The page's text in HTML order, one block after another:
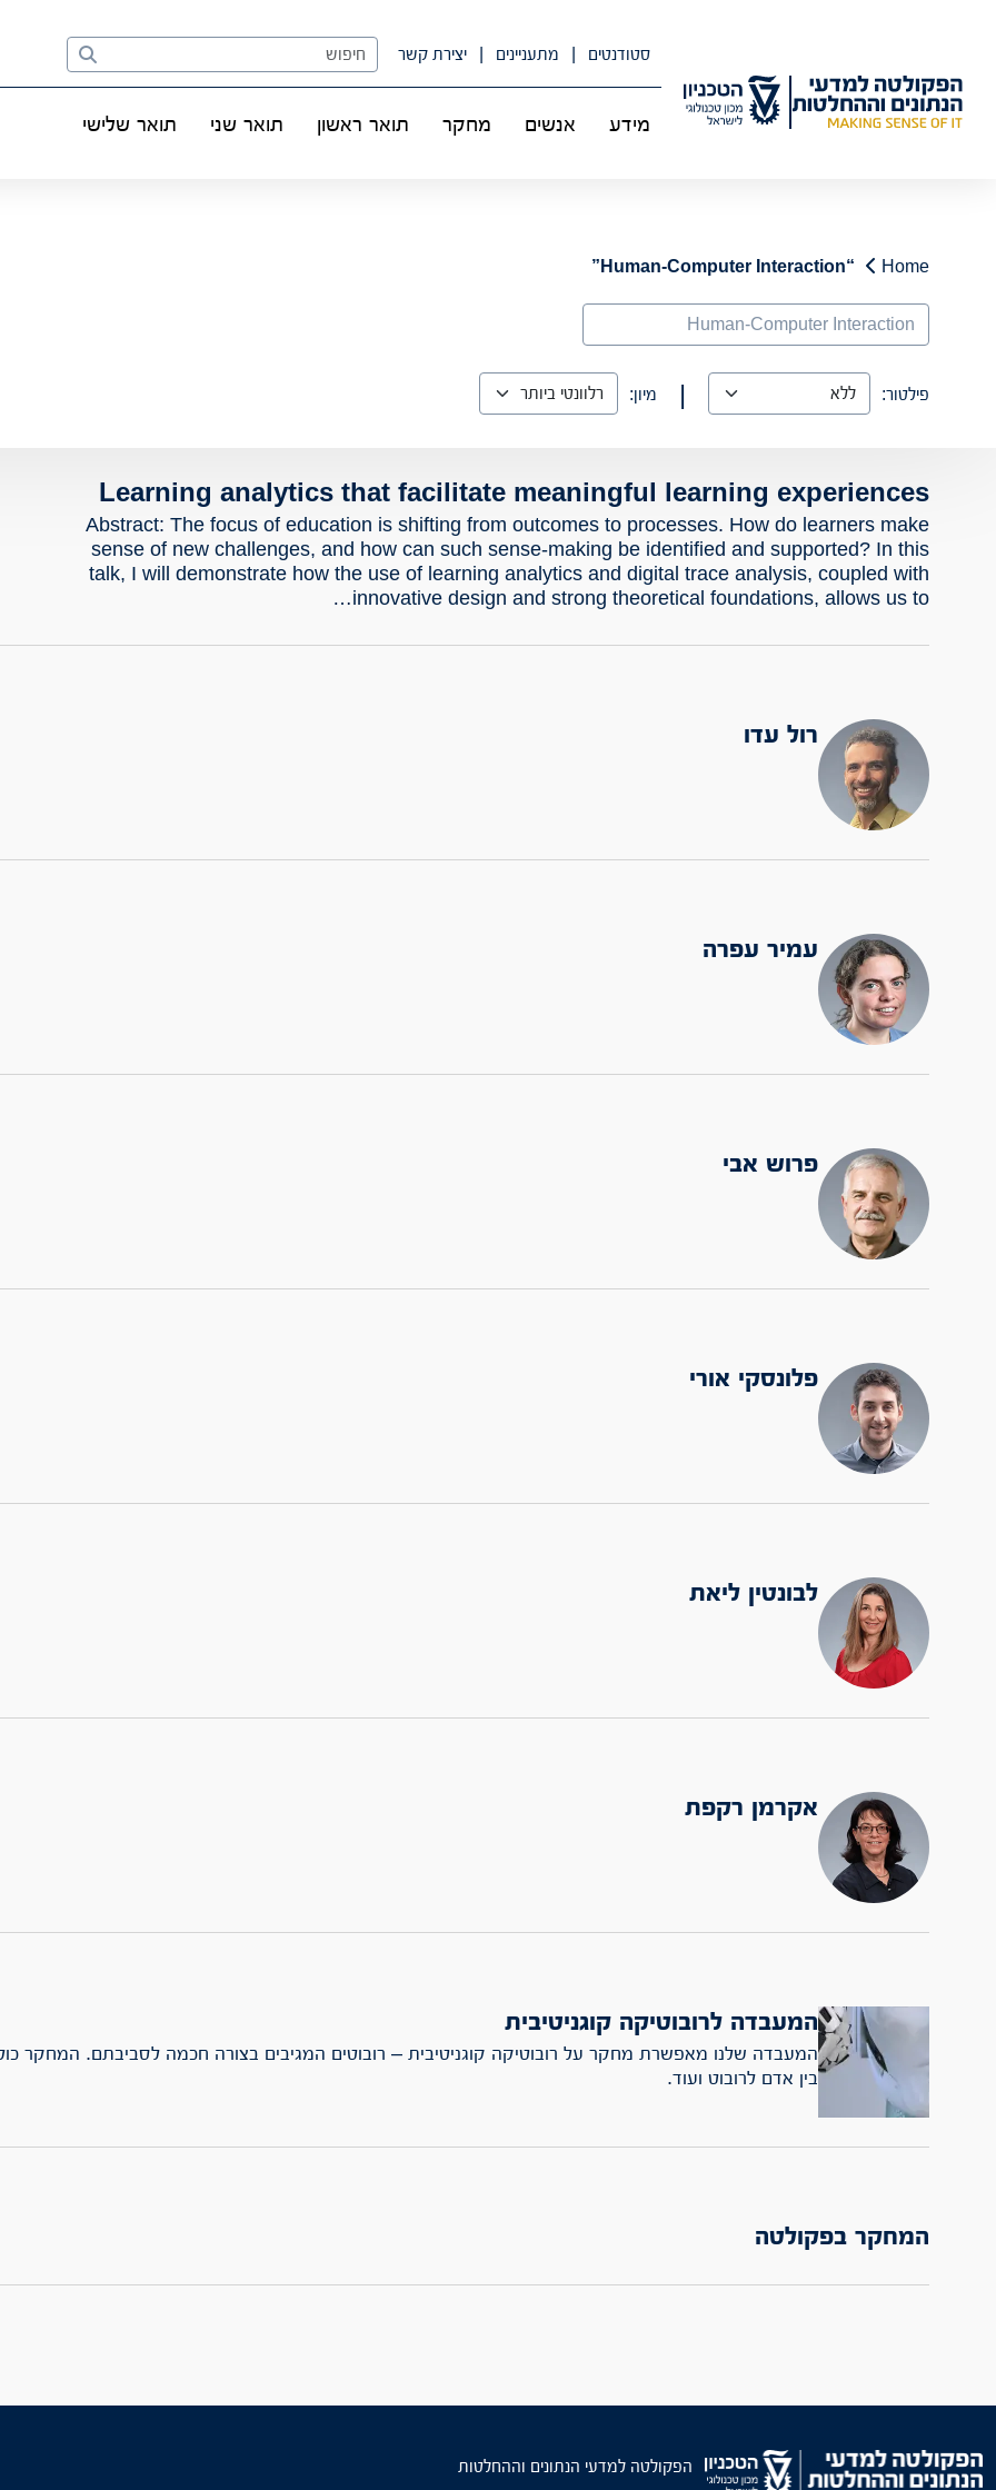
סטודנטים מתעניינים יצירת קשר Search
מידע אנשים מחקר תואר ראשון תואר שני תואר שלישי
Home
“Human-Computer Interaction”
Search
פילטור: | מיון:
Learning analytics that facilitate meaningful learning experiences
Abstract: The focus of education is shifting from outcomes to processes. How do learners make
sense of new challenges, and how can such sense-making be identified and supported? In this
talk, I will demonstrate how the use of learning analytics and digital trace analysis, coupled with
innovative design and strong theoretical foundations, allows us to…
רול עדו
עמיר עפרה
פרוש אבי
פלונסקי אורי
לבונטין ליאת
אקרמן רקפת
המעבדה לרובוטיקה קוגניטיבית
המעבדה שלנו מאפשרת מחקר על רובוטיקה קוגניטיבית – רובוטים המגיבים בצורה חכמה לסביבתם. המחקר
בין אדם לרובוט ועוד.
המחקר בפקולטה
הפקולטה למדעי הנתונים וההחלטות